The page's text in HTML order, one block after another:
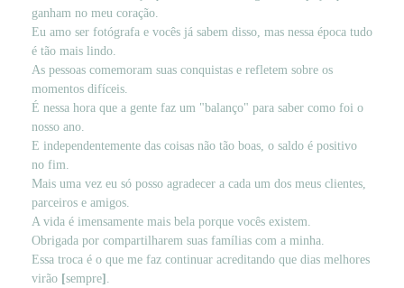
ganham no meu coração.
Eu amo ser fotógrafa e vocês já sabem disso, mas nessa época tudo
é tão mais lindo.
As pessoas comemoram suas conquistas e refletem sobre os
momentos difíceis.
É nessa hora que a gente faz um "balanço" para saber como foi o
nosso ano.
E independentemente das coisas não tão boas, o saldo é positivo
no fim.
Mais uma vez eu só posso agradecer a cada um dos meus clientes,
parceiros e amigos.
A vida é imensamente mais bela porque vocês existem.
Obrigada por compartilharem suas famílias com a minha.
Essa troca é o que me faz continuar acreditando que dias melhores
virão [sempre] .